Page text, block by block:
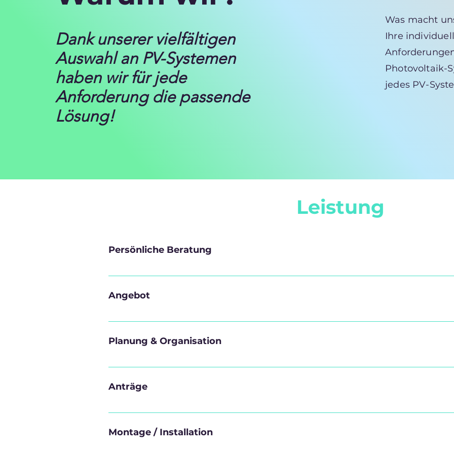
Dank unserer vielfältigen
Auswahl an PV-Systemen
haben wir für jede
Anforderung die passende
Lösung!
Was macht
Ihre
Photovoltaik-
jedes PV-
Leistung
Persönliche Beratung
Gerne stehen wir Ihnen persönlich zur Verfügung, um Sie umfassend
Angebot
Unsere Beratung beinhaltet eine detaillierte Bedarfsanalyse und
Ihren spezifischen Anforderungen.
Planung & Organisation
Die Planung der PV-Anlage beginnt bereits während der Beratung. Wir
wie Wechselrichter, Speicher und Überspannungsschutz.
Anträge
Natürlich übernehmen wir gerne die Anträge bei der zuständigen
des Eintrags in das Markstammdatenregister.
Montage / Installation